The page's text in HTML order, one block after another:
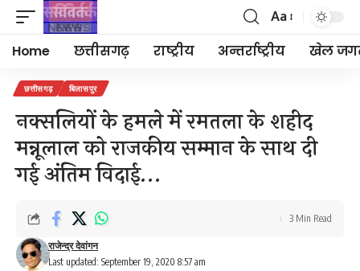
Font
Resizer
Aa
Home छत्तीसगढ़ राष्ट्रीय अन्तर्राष्ट्रीय खेल
छत्तीसगढ़ बिलासपुर
नक्सलियों के हमले में रमतला के शहीद
मन्नूलाल को राजकीय सम्मान के साथ दी
गई अंतिम विदाई…
Last updated: September 19, 2020 8:57 am
राजेन्द्र देवांगन
3 Min Read